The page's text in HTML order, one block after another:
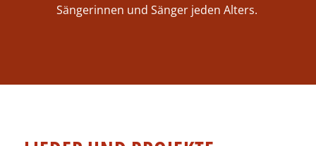
Sängerinnen und Sänger jeden Alters.